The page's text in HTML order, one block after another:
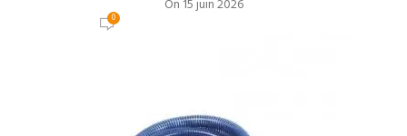
On 15 juin 2026
0